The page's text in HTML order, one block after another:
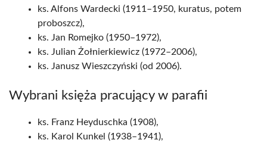
ks. Alfons Wardecki (1911–1950, kuratus, potem
proboszcz),
ks. Jan Romejko (1950–1972),
ks. Julian Żołnierkiewicz (1972–2006),
ks. Janusz Wieszczyński (od 2006).
Wybrani księża pracujący w parafii
ks. Franz Heyduschka (1908),
ks. Karol Kunkel (1938–1941),